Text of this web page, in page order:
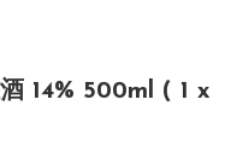
14% 500ml ( 1 x